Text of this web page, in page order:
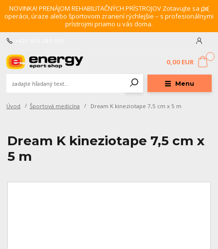
NOVINKA! PRENÁJOM REHABILITAČNÝCH PRÍSTROJOV Zotavujte sa po
operácii, úraze alebo športovom zranení rýchlejšie – s profesionálnymi
prístrojmi priamo u vás doma.
Menu
0,00 EUR
Úvod Športová medicína Dream K kineziotape 7,5 cm x 5 m
Dream K kineziotape 7,5 cm x
5 m